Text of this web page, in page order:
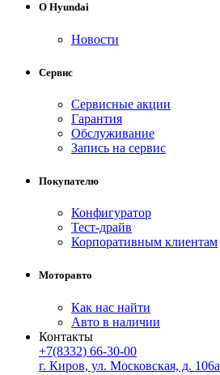
О Hyundai
Новости
Сервис
Сервисные акции
Гарантия
Обслуживание
Запись на сервис
Покупателю
Конфигуратор
Тест-драйв
Корпоративным клиентам
Моторавто
Как нас найти
Авто в наличии
Контакты
+7(8332) 66-30-00
г. Киров, ул. Московская, д. 106а